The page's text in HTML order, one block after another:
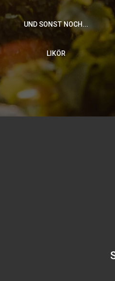
UND SONST NOCH...
LIKÖR